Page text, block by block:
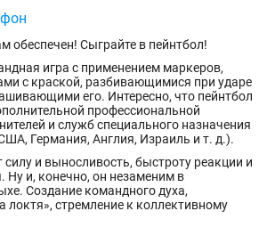
обеспечен! Сыграйте в пейнтбол!
игра с применением маркеров,
с краской, разбивающимися при ударе
его. Интересно, что пейнтбол
профессиональной
и служб специального назначения
Германия, Англия, Израиль и т. д.).
силу и выносливость, быстроту реакции и
и, конечно, он незаменим в
Создание командного духа,
локтя», стремление к коллективному